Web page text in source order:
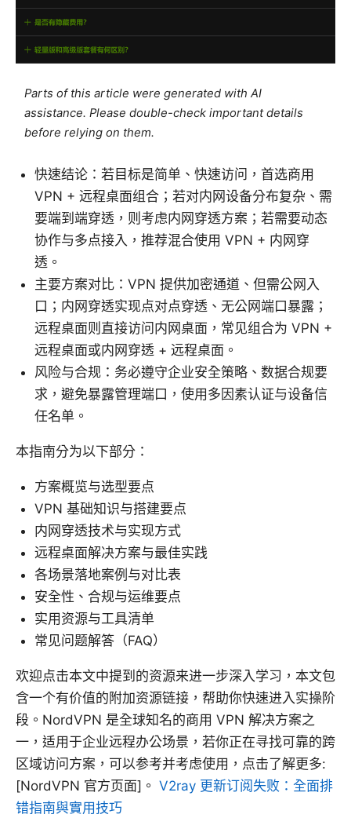
Parts of this article were generated with AI
assistance. Please double-check important details
before relying on them.
快速结论：若目标是简单、快速访问，首选商用
VPN + 远程桌面组合；若对内网设备分布复杂、需
要端到端穿透，则考虑内网穿透方案；若需要动态
协作与多点接入，推荐混合使用 VPN + 内网穿
透。
主要方案对比：VPN 提供加密通道、但需公网入
口；内网穿透实现点对点穿透、无公网端口暴露；
远程桌面则直接访问内网桌面，常见组合为 VPN +
远程桌面或内网穿透 + 远程桌面。
风险与合规：务必遵守企业安全策略、数据合规要
求，避免暴露管理端口，使用多因素认证与设备信
任名单。
本指南分为以下部分：
方案概览与选型要点
VPN 基础知识与搭建要点
内网穿透技术与实现方式
远程桌面解决方案与最佳实践
各场景落地案例与对比表
安全性、合规与运维要点
实用资源与工具清单
常见问题解答（FAQ）
欢迎点击本文中提到的资源来进一步深入学习，本文包
含一个有价值的附加资源链接，帮助你快速进入实操阶
段。NordVPN 是全球知名的商用 VPN 解决方案之
一，适用于企业远程办公场景，若你正在寻找可靠的跨
区域访问方案，可以参考并考虑使用，点击了解更多:
[NordVPN 官方页面]。 V2ray 更新订阅失败：全面排
错指南與實用技巧